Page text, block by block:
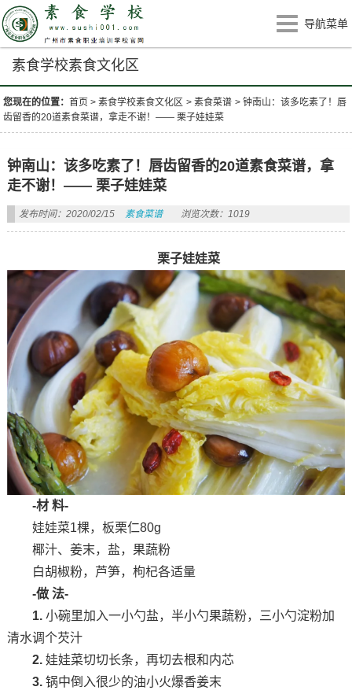
导航菜单
素食学校素食文化区
您现在的位置：首页 >素食学校素食文化区 >素食菜谱 >钟南山：该多吃素了！唇
齿留香的20道素食菜谱，拿走不谢！—— 栗子娃娃菜
钟南山：该多吃素了！唇齿留香的20道素食菜谱，拿
走不谢！—— 栗子娃娃菜
发布时间：2020/02/15 素食菜谱 浏览次数：1019
栗子娃娃菜
-材 料-
娃娃菜1棵，板栗仁80g
椰汁、姜末，盐，果蔬粉
白胡椒粉，芦笋，枸杞各适量
-做 法-
1. 小碗里加入一小勺盐，半小勺果蔬粉，三小勺淀粉加
清水调个芡汁
2.娃娃菜切切长条，再切去根和内芯
3.锅中倒入很少的油小火爆香姜末